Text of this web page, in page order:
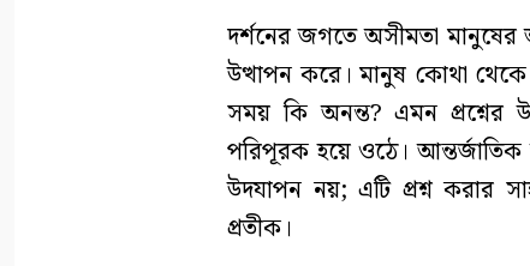
দর্শনের জগতে অসীমতা মানুষের
উত্থাপন করে। মানুষ কোথা
সময় কি অনন্ত? এমন প্রশ্নের
পরিপূরক হয়ে ওঠে।
উদযাপন নয়; এটি প্রশ্ন করার
প্রতীক।